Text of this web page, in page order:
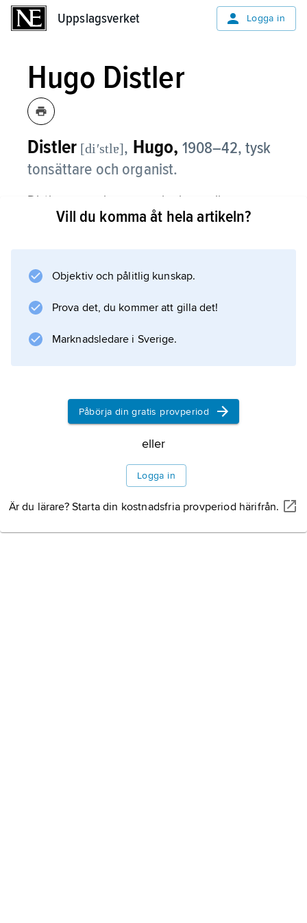
Uppslagsverket Logga in
Hugo Distler
Distler [diʹstlɐ], Hugo, 1908–42, tysk
tonsättare och organist.
Distler var verksam som kyrkomusiker,
körledare och pedagog i Lübeck, Stuttgart
t.ex.
(i Heinrich Schütz anda, 1934–41) och
Mörike-Chorliederbuch
(1938–39). Därmed kom han att tillhöra de
Information om artikeln
Vill du komma åt hela artikeln?
Objektiv och pålitlig kunskap.
Prova det, du kommer att gilla det!
Marknadsledare i Sverige.
Påbörja din gratis provperiod
eller
Logga in
Är du lärare? Starta din kostnadsfria provperiod härifrån.